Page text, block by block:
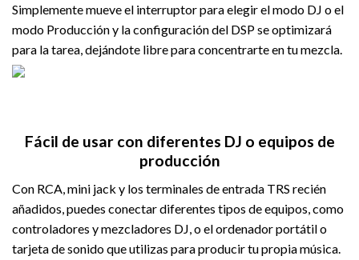
Simplemente mueve el interruptor para elegir el modo DJ o el
modo Producción y la configuración del DSP se optimizará
para la tarea, dejándote libre para concentrarte en tu mezcla.
Fácil de usar con diferentes DJ o equipos de
producción
Con RCA, mini jack y los terminales de entrada TRS recién
añadidos, puedes conectar diferentes tipos de equipos, como
controladores y mezcladores DJ, o el ordenador portátil o
tarjeta de sonido que utilizas para producir tu propia música.